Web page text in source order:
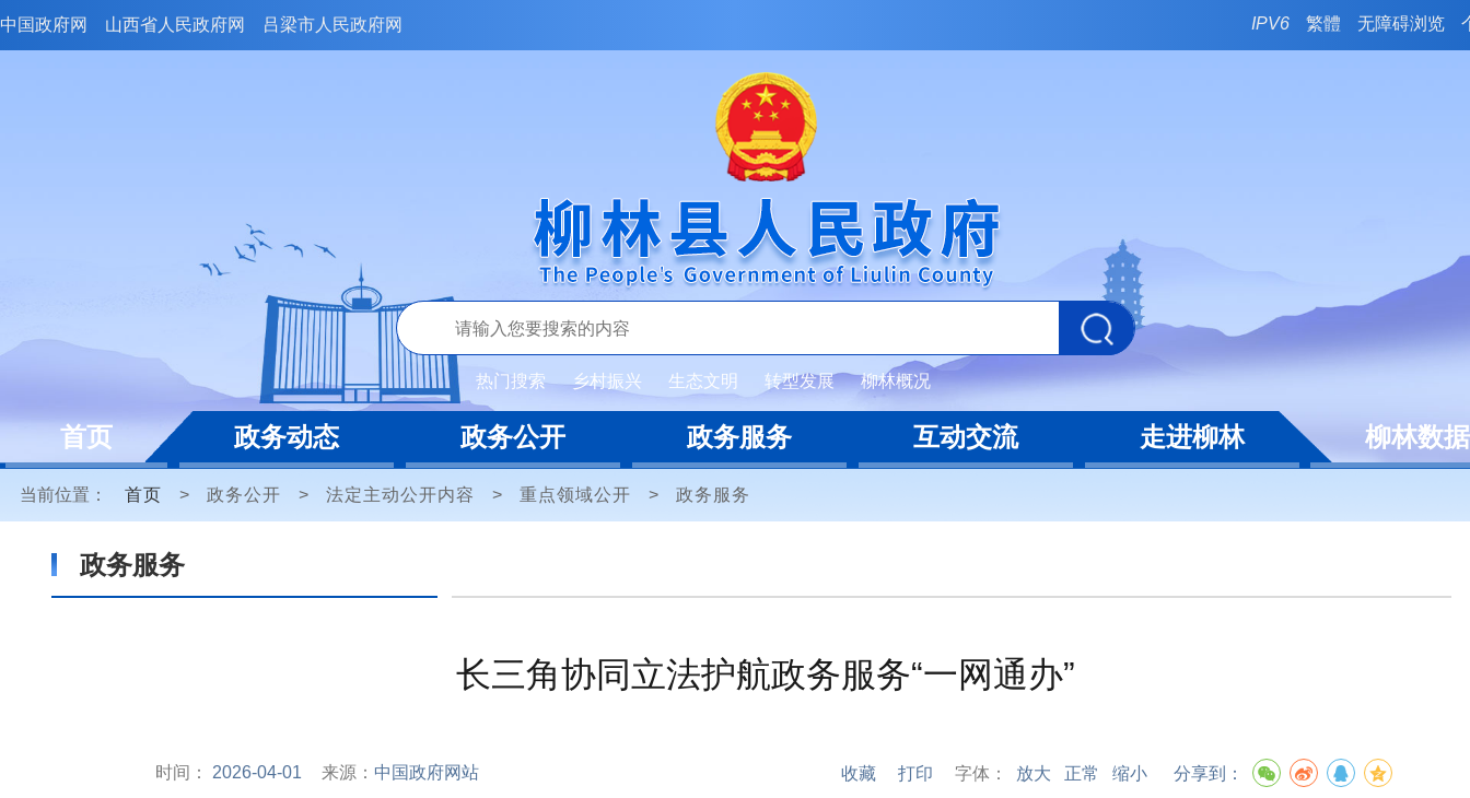
中国政府网 山西省人民政府网 吕梁市人民政府网 IPV6 繁體 无障碍浏览
热门搜索 乡村振兴 生态文明 转型发展 柳林概况
首页 政务动态 政务公开 政务服务 互动交流 走进柳林 柳林数据
当前位置： 首页 > 政务公开 > 法定主动公开内容 > 重点领域公开 > 政务服务
政务服务
长三角协同立法护航政务服务“一网通办”
时间： 2026-04-01 来源： 中国政府网站 收藏 打印 字体： 放大 正常 缩小 分享到：